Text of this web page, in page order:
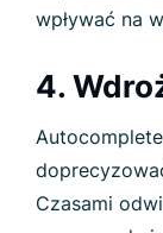
wpływać na
4.
Czasami